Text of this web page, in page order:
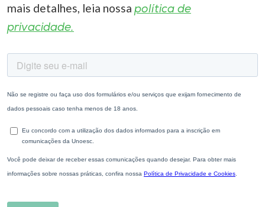
mais detalhes, leia nossa política de
privacidade.